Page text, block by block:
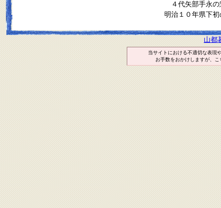
４代矢部手永の
明治１０年県下
山都
当サイトにおける不適切な表現
お手数をおかけしますが、こ